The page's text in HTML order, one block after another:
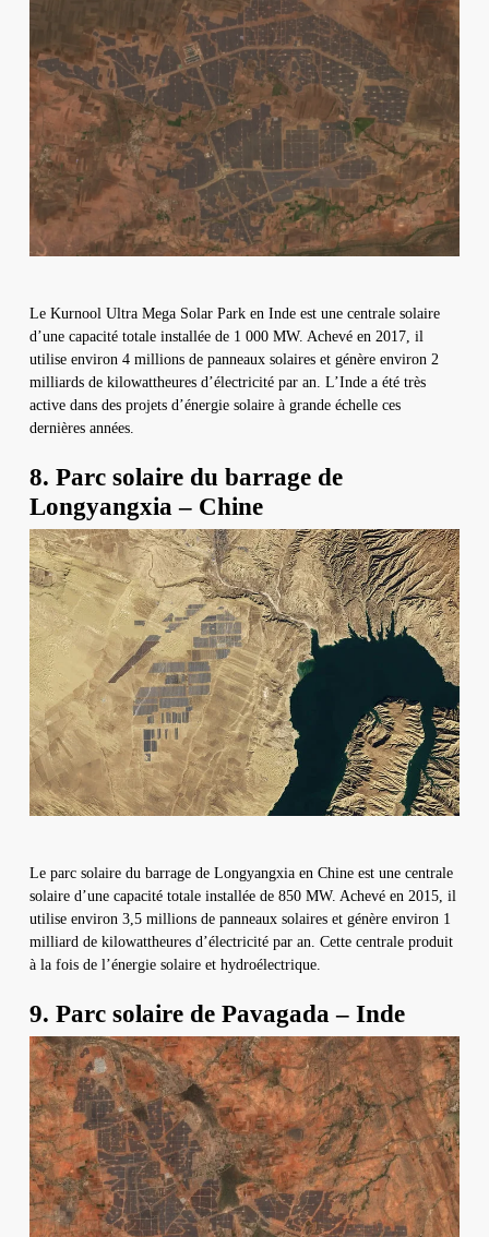
Le Kurnool Ultra Mega Solar Park en Inde est une centrale solaire
d’une capacité totale installée de 1 000 MW. Achevé en 2017, il
utilise environ 4 millions de panneaux solaires et génère environ 2
milliards de kilowattheures d’électricité par an. L’Inde a été très
active dans des projets d’énergie solaire à grande échelle ces
dernières années.
8. Parc solaire du barrage de
Longyangxia – Chine
Le parc solaire du barrage de Longyangxia en Chine est une centrale
solaire d’une capacité totale installée de 850 MW. Achevé en 2015, il
utilise environ 3,5 millions de panneaux solaires et génère environ 1
milliard de kilowattheures d’électricité par an. Cette centrale produit
à la fois de l’énergie solaire et hydroélectrique.
9. Parc solaire de Pavagada – Inde